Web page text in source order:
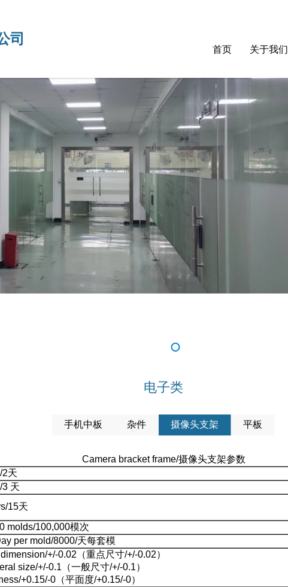
司
首页 关于我们
电子类
手机中板 杂件 摄像头支架 平板
Camera bracket frame/摄像头支架参数
2天
3 天
15天
molds/100,000模次
per mold/8000/天每套模
+/-0.02（重点尺寸/+/-0.02）
size/+/-0.1（一般尺寸/+/-0.1）
+0.15/-0（平面度/+0.15/-0）